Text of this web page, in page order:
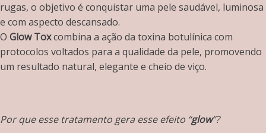
rugas, o objetivo é conquistar uma pele saudável, luminosa
e com aspecto descansado.
O Glow Toxcombina a ação da toxina botulínica com
protocolos voltados para a qualidade da pele, promovendo
um resultado natural, elegante e cheio de viço.
Por que esse tratamento gera esse efeito “glow”?